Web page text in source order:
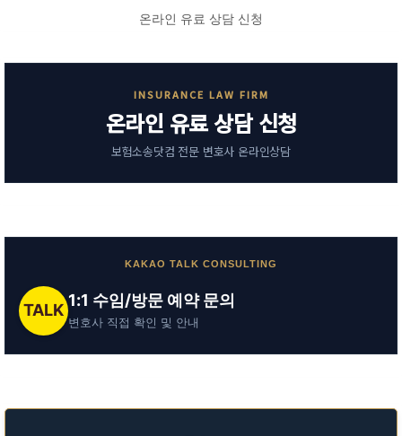
온라인 유료 상담 신청
INSURANCE LAW FIRM
온라인 유료 상담 신청
보험소송닷컴 전문 변호사 온라인상담
KAKAO TALK CONSULTING
TALK
1:1 수임/방문 예약 문의
변호사 직접 확인 및 안내